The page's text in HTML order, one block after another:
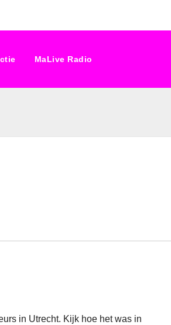
MaLive Radio
in Utrecht. Kijk hoe het was in